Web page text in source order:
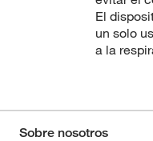
El
un solo
a la
Sobre nosotros